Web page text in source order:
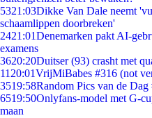
5321:03Dikke Van Dale neemt
schaamlippen doorbreken'
2421:01Denemarken pakt AI-
examens
3620:20Duitser (93) crasht met
11 20:01VrijMiBabes #316 (not
3519:58Random Pics van de Dag
6519:50Onlyfans-model met G-
maan